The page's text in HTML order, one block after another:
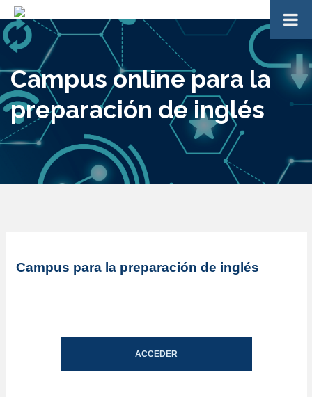
Campus online para la
preparación de inglés
Campus para la preparación de inglés
ACCEDER